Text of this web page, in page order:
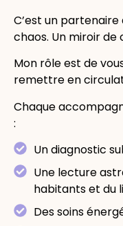
C’est un
chaos. Un miroir de
Mon rôle est de
remettre en
Chaque
:
Un diagnostic
Une lecture
habitants et du
Des soins